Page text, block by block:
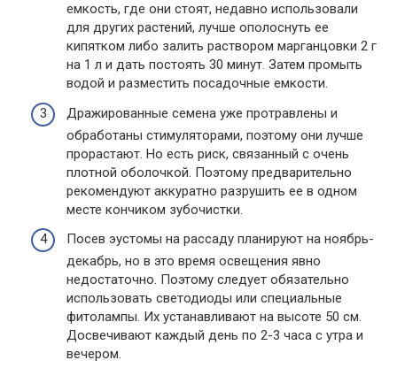
емкость, где они стоят, недавно использовали
для других растений, лучше ополоснуть ее
кипятком либо залить раствором марганцовки 2 г
на 1 л и дать постоять 30 минут. Затем промыть
водой и разместить посадочные емкости.
Дражированные семена уже протравлены и
обработаны стимуляторами, поэтому они лучше
прорастают. Но есть риск, связанный с очень
плотной оболочкой. Поэтому предварительно
рекомендуют аккуратно разрушить ее в одном
месте кончиком зубочистки.
Посев эустомы на рассаду планируют на ноябрь-
декабрь, но в это время освещения явно
недостаточно. Поэтому следует обязательно
использовать светодиоды или специальные
фитолампы. Их устанавливают на высоте 50 см.
Досвечивают каждый день по 2-3 часа с утра и
вечером.